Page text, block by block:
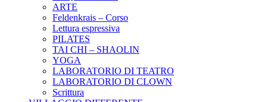
ARTE
Feldenkrais – Corso
Lettura espressiva
PILATES
TAI CHI – SHAOLIN
YOGA
LABORATORIO DI TEATRO
LABORATORIO DI CLOWN
Scrittura